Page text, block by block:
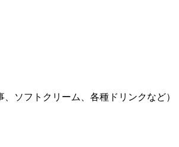
ソフトクリーム、各種ドリンクなど）